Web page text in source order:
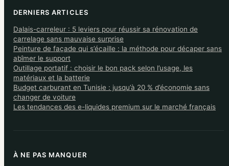
DERNIERS ARTICLES
Dalais-carreleur : 5 leviers pour réussir sa rénovation de
carrelage sans mauvaise surprise
Peinture de façade qui s’écaille : la méthode pour décaper sans
abîmer le support
Outillage portatif : choisir le bon pack selon l’usage, les
matériaux et la batterie
Budget carburant en Tunisie : jusqu’à 20 % d’économie sans
changer de voiture
Les tendances des e-liquides premium sur le marché français
À NE PAS MANQUER